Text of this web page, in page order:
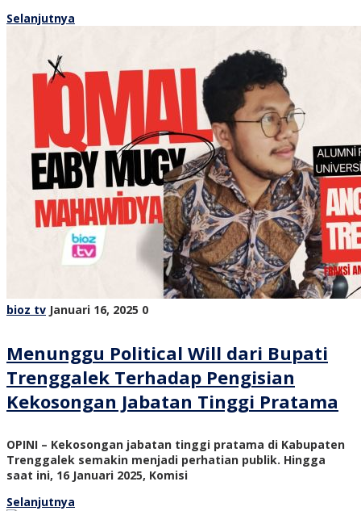
Selanjutnya
bioz tv Januari 16, 2025 0
Menunggu Political Will dari Bupati
Trenggalek Terhadap Pengisian
Kekosongan Jabatan Tinggi Pratama
OPINI – Kekosongan jabatan tinggi pratama di Kabupaten
Trenggalek semakin menjadi perhatian publik. Hingga
saat ini, 16 Januari 2025, Komisi
Selanjutnya